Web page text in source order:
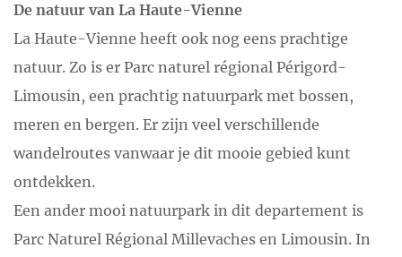
De natuur van La Haute-Vienne
La Haute-Vienne heeft ook nog eens prachtige
natuur. Zo is er Parc naturel régional Périgord-
Limousin, een prachtig natuurpark met bossen,
meren en bergen. Er zijn veel verschillende
wandelroutes vanwaar je dit mooie gebied kunt
ontdekken.
Een ander mooi natuurpark in dit departement is
Parc Naturel Régional Millevaches en Limousin. In